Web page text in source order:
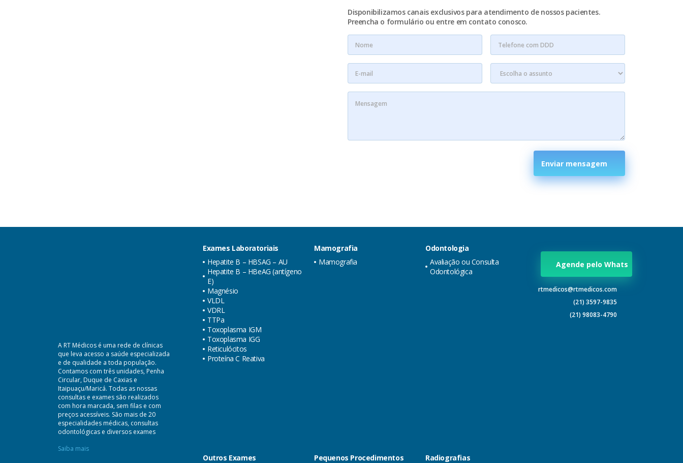
Disponibilizamos canais exclusivos para atendimento de nossos pacientes.
Preencha o formulário ou entre em contato conosco.
Enviar mensagem
A RT Médicos é uma rede de clínicas
que leva acesso a saúde especializada
e de qualidade a toda população.
Contamos com três unidades, Penha
Circular, Duque de Caxias e
Itaipuaçu/Maricá. Todas as nossas
consultas e exames são realizados
com hora marcada, sem filas e com
preços acessíveis. São mais de 20
especialidades médicas, consultas
odontológicas e diversos exames
Saiba mais
Exames Laboratoriais
Hepatite B – HBSAG – AU
Hepatite B – HBeAG (antígeno
E)
Magnésio
VLDL
VDRL
TTPa
Toxoplasma IGM
Toxoplasma IGG
Reticulócitos
Proteína C Reativa
Mamografia
Mamografia
Odontologia
Avaliação ou Consulta
Odontológica
Outros Exames
Pequenos Procedimentos
Radiografias
Agende pelo Whats
rtmedicos@rtmedicos.com
(21) 3597-9835
(21) 98083-4790